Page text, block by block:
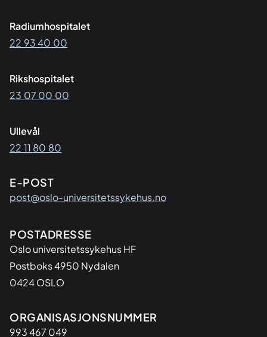
Radiumhospitalet
22 93 40 00
Rikshospitalet
23 07 00 00
Ullevål
22 11 80 80
E-POST
post@oslo-universitetssykehus.no
Adresse
POSTADRESSE
Oslo universitetssykehus HF
Postboks 4950 Nydalen
0424 OSLO
Organisasjon
ORGANISASJONSNUMMER
993 467 049